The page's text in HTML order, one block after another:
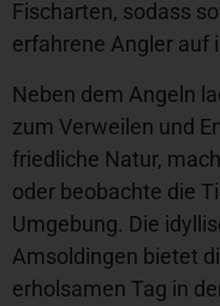
Fischarten, sodass
erfahrene Angler auf
Neben dem Angeln
zum Verweilen und
friedliche Natur,
oder beobachte die
Umgebung. Die
Amsoldingen bietet
erholsamen Tag in